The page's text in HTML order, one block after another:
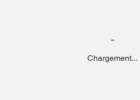
Chargement...